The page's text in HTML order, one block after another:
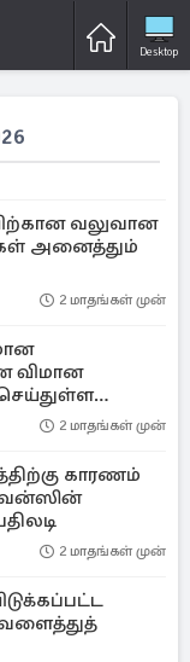
Desktop
வலுவான
அனைத்தும்
2 மாதங்கள் முன்
விமான
2 மாதங்கள் முன்
காரணம்
2 மாதங்கள் முன்
வளைத்துத்